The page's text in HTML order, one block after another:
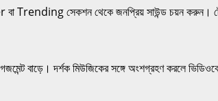
Trending সেকশন থেকে জনপ্রিয় সাউন্ড চয়ন করুন।
বাড়ে। দর্শক মিউজিকের সঙ্গে অংশগ্রহণ করলে